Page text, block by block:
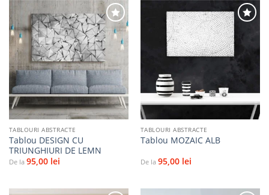
Adaugă
favorite
TABLOURI ABSTRACTE
Tablou DESIGN CU
TRIUNGHIURI DE LEMN
De la 95,00 lei
Adaugă
la
favorite
TABLOURI ABSTRACTE
Tablou MOZAIC ALB
De la 95,00 lei